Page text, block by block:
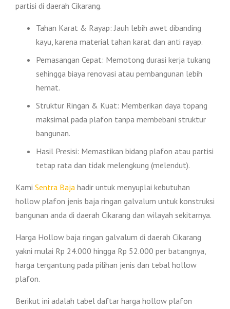
partisi di daerah Cikarang.
Tahan Karat & Rayap: Jauh lebih awet dibanding
kayu, karena material tahan karat dan anti rayap.
Pemasangan Cepat: Memotong durasi kerja tukang
sehingga biaya renovasi atau pembangunan lebih
hemat.
Struktur Ringan & Kuat: Memberikan daya topang
maksimal pada plafon tanpa membebani struktur
bangunan.
Hasil Presisi: Memastikan bidang plafon atau partisi
tetap rata dan tidak melengkung (melendut).
Kami Sentra Baja hadir untuk menyuplai kebutuhan
hollow plafon jenis baja ringan galvalum untuk konstruksi
bangunan anda di daerah Cikarang dan wilayah sekitarnya.
Harga Hollow baja ringan galvalum di daerah Cikarang
yakni mulai Rp 24.000 hingga Rp 52.000 per batangnya,
harga tergantung pada pilihan jenis dan tebal hollow
plafon.
Berikut ini adalah tabel daftar harga hollow plafon